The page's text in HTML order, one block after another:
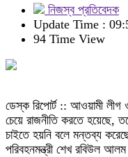
নিজস্ব প্রতিবেদক
Update Time :
94 Time View
ডেস্ক রিপোর্ট :: আওয়ামী লীগ
চেয়ে রাজনীতি করতে হয়েছে,
চাইতে হয়নি বলে মন্তব্য
পরিবহনমন্ত্রী শেখ রবিউল আলম